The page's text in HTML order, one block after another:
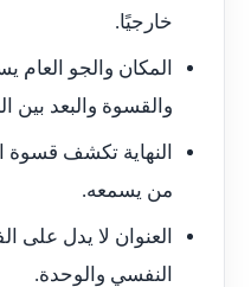
خارجيًا.
المكان والجو العام
والقسوة والبعد بين
النهاية تكشف قسوة
من يسمعه.
العنوان لا يدل على
النفسي والوحدة.